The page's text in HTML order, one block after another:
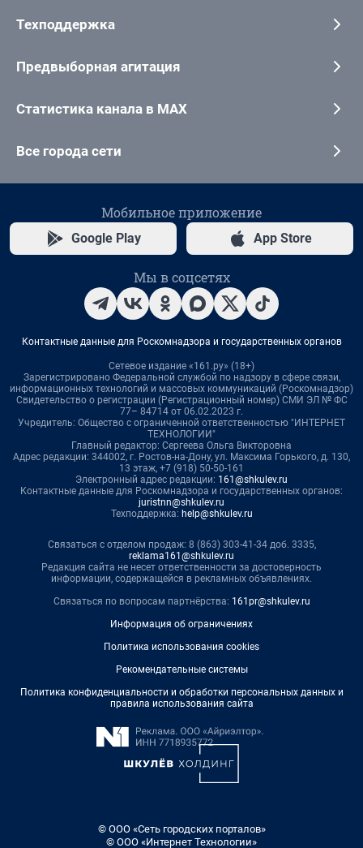
Техподдержка
Предвыборная агитация
Статистика канала в MAX
Все города сети
Мобильное приложение
Google Play App Store
Мы в соцсетях
Контактные данные для Роскомнадзора и государственных органов
Сетевое издание «161.ру» (18+)
Зарегистрировано Федеральной службой по надзору в сфере связи,
информационных технологий и массовых коммуникаций (Роскомнадзор)
Свидетельство о регистрации (Регистрационный номер) СМИ ЭЛ № ФС
77– 84714 от 06.02.2023 г.
Учредитель: Общество с ограниченной ответственностью "ИНТЕРНЕТ
ТЕХНОЛОГИИ"
Главный редактор: Сергеева Ольга Викторовна
Адрес редакции: 344002, г. Ростов-на-Дону, ул. Максима Горького, д. 130,
13 этаж, +7 (918) 50-50-161
Электронный адрес редакции: 161@shkulev.ru
Контактные данные для Роскомнадзора и государственных органов:
juristnn@shkulev.ru
Техподдержка: help@shkulev.ru
Связаться с отделом продаж: 8 (863) 303-41-34 доб. 3335,
reklama161@shkulev.ru
Редакция сайта не несет ответственности за достоверность
информации, содержащейся в рекламных объявлениях.
Связаться по вопросам партнёрства: 161pr@shkulev.ru
Информация об ограничениях
Политика использования cookies
Рекомендательные системы
Политика конфиденциальности и обработки персональных данных и
правила использования сайта
© ООО «Сеть городских порталов»
© ООО «Интернет Технологии»